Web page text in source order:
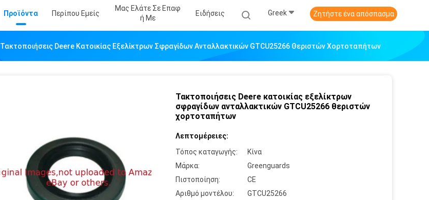
Προϊόντα Περίπου Εμείς
Μας Ελάτε Σε Επαφ
Ή Με
Ειδήσεις Greek Ζητήστε ένα απόσπασμα
Τακτοποιήσεις Deere Κατοικίας Εξελίκτρων Σφραγίδων Ανταλλακτικών GTCU25266 Θεριστών Χορτοταπήτων
Τακτοποιήσεις Deere κατοικίας εξελίκτρων
σφραγίδων ανταλλακτικών GTCU25266 θεριστών
χορτοταπήτων
Λεπτομέρειες:
Τόπος καταγωγής:
Κίνα
Μάρκα:
Greenguards
Πιστοποίηση:
CE
Αριθμό μοντέλου:
GTCU25266